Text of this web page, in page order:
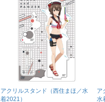
アクリルスタンド（西住まほ／水
着2021）
ア
水